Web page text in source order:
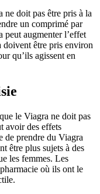
ne doit pas être pris à la
un comprimé par
peut augmenter l’effet
être pris environ
qu’ils agissent en
le Viagra ne doit pas
avoir des effets
de prendre du Viagra
être plus sujets à des
les femmes. Les
où ils ont le